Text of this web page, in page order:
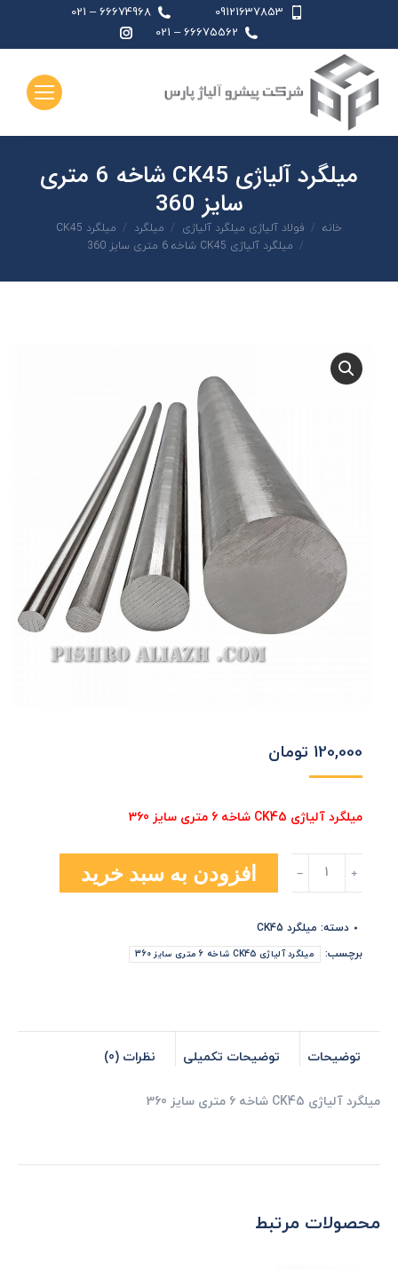
09121637853
66674968 – 021
66675562 – 021
page
میلگرد آلیاژی CK45 شاخه 6 متری
سایز 360
شما اینجا هستید:
خانه فولاد آلیاژی میلگرد آلیاژی میلگرد
میلگرد CK45
میلگرد آلیاژی CK45 شاخه 6 متری سایز 360
120,000 تومان
میلگرد آلیاژی CK45 شاخه 6 متری سایز 360
آلیاژی
CK45
6
متری
سایز
افزودن به سبد خرید
دسته: میلگرد CK45
برچسب:
میلگرد آلیاژی CK45 شاخه 6 متری سایز 360
توضیحات توضیحات تکمیلی نظرات (0)
میلگرد آلیاژی CK45 شاخه 6 متری سایز 360
محصولات مرتبط